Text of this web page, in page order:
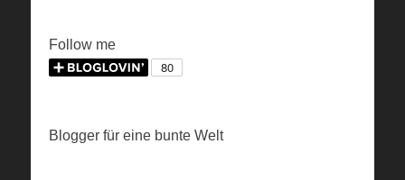
Follow me
Blogger für eine bunte Welt